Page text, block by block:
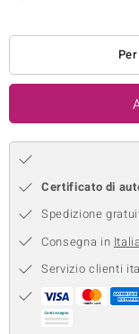
Certificato di
Spedizione
Consegna in Italia
Servizio clienti